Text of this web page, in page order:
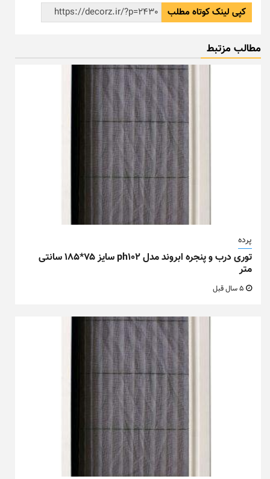
کپی لینک کوتاه مطلب
مطالب مزتبط
پرده
توری درب و پنجره ابروند مدل ph102 سایز ۷۵*۱۸۵ سانتی
متر